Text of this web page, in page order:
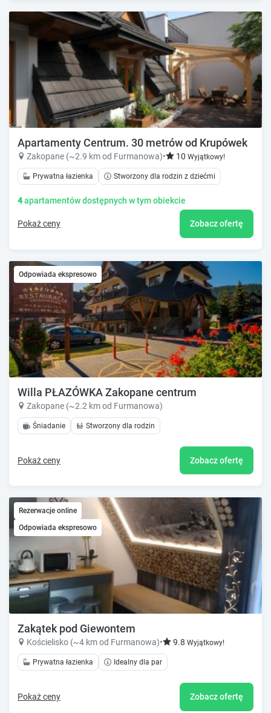
Apartamenty Centrum. 30 metrów od Krupówek
Zakopane (~2.9 km od Furmanowa)• 10 Wyjątkowy!
Prywatna łazienka Stworzony dla rodzin z dziećmi
4apartamentów dostępnych w tym obiekcie
Pokaż ceny Zobacz ofertę
Odpowiada ekspresowo
Willa PŁAZÓWKA Zakopane centrum
Zakopane (~2.2 km od Furmanowa)
Śniadanie Stworzony dla rodzin
Pokaż ceny Zobacz ofertę
Rezerwacje online
Odpowiada ekspresowo
Zakątek pod Giewontem
Kościelisko (~4 km od Furmanowa)• 9.8 Wyjątkowy!
Prywatna łazienka Idealny dla par
Pokaż ceny Zobacz ofertę